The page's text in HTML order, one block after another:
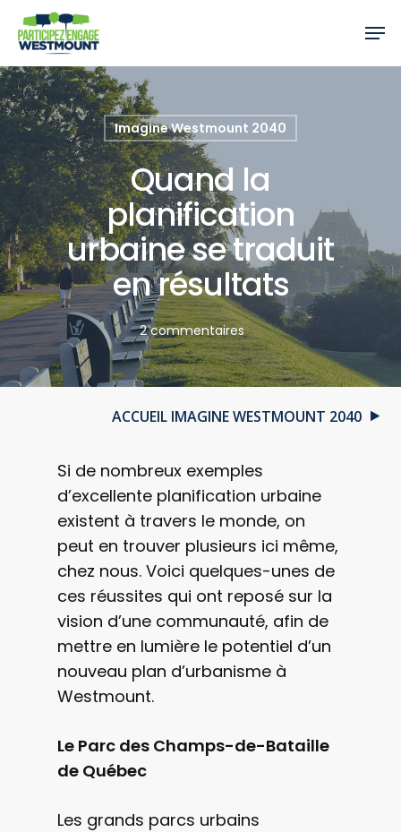
Imagine Westmount 2040
Quand la
planification
urbaine se traduit
en résultats
2 commentaires
ACCUEIL IMAGINE WESTMOUNT 2040
Si de nombreux exemples
d’excellente planification urbaine
existent à travers le monde, on
peut en trouver plusieurs ici même,
chez nous. Voici quelques-unes de
ces réussites qui ont reposé sur la
vision d’une communauté, afin de
mettre en lumière le potentiel d’un
nouveau plan d’urbanisme à
Westmount.
Le Parc des Champs-de-Bataille
de Québec
Les grands parcs urbains